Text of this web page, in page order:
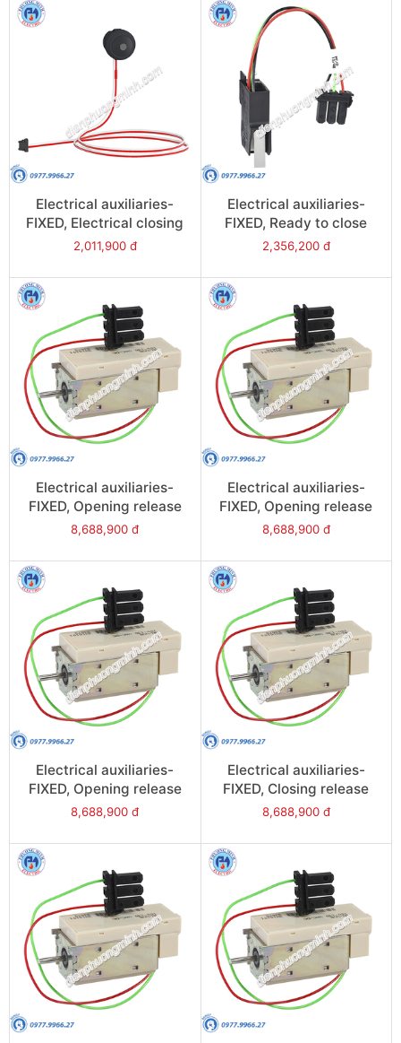
Electrical auxiliaries-
FIXED, Electrical closing
button (BPFE) for
48534
2,011,900 đ
Electrical auxiliaries-
FIXED, Ready to close
contact (PF), 5A-240V
47342
2,356,200 đ
Electrical auxiliaries-
FIXED, Opening release
(MX), 24VAC/DC for
47360
8,688,900 đ
Electrical auxiliaries-
FIXED, Opening release
(MX), 380/480VAC/DC
47365
8,688,900 đ
Electrical auxiliaries-
FIXED, Opening release
(MX), 220VAC/DC for
47363
8,688,900 đ
Electrical auxiliaries-
FIXED, Closing release
(XF), 24VAC/DC for
47350
8,688,900 đ